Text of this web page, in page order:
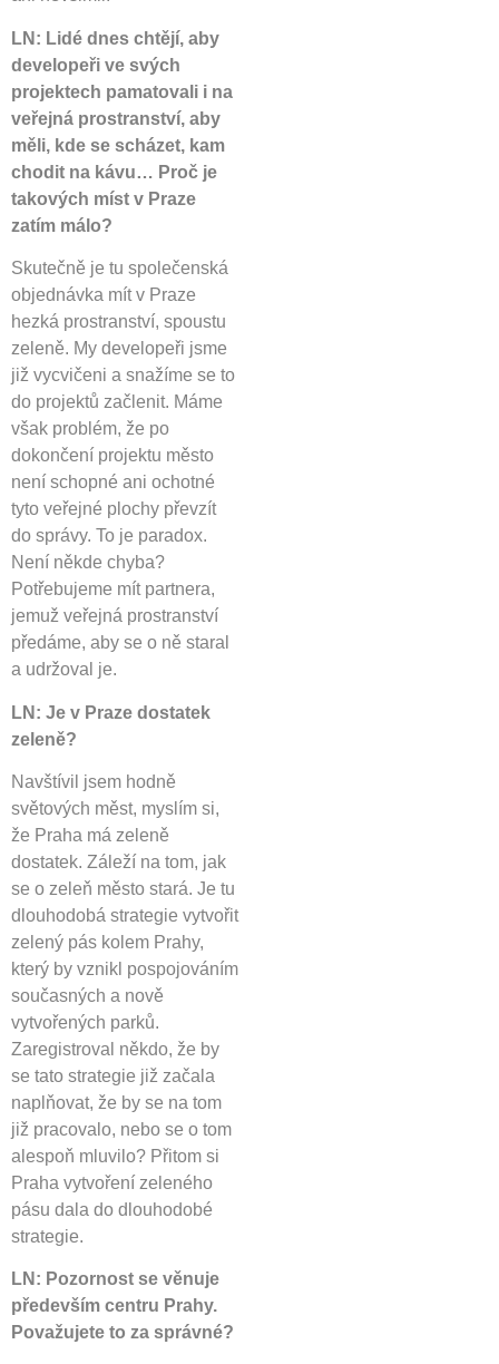
LN: Lidé dnes chtějí, aby
developeři ve svých
projektech pamatovali i na
veřejná prostranství, aby
měli, kde se scházet, kam
chodit na kávu… Proč je
takových míst v Praze
zatím málo?
Skutečně je tu společenská
objednávka mít v Praze
hezká prostranství, spoustu
zeleně. My developeři jsme
již vycvičeni a snažíme se to
do projektů začlenit. Máme
však problém, že po
dokončení projektu město
není schopné ani ochotné
tyto veřejné plochy převzít
do správy. To je paradox.
Není někde chyba?
Potřebujeme mít partnera,
jemuž veřejná prostranství
předáme, aby se o ně staral
a udržoval je.
LN: Je v Praze dostatek
zeleně?
Navštívil jsem hodně
světových měst, myslím si,
že Praha má zeleně
dostatek. Záleží na tom, jak
se o zeleň město stará. Je tu
dlouhodobá strategie vytvořit
zelený pás kolem Prahy,
který by vznikl pospojováním
současných a nově
vytvořených parků.
Zaregistroval někdo, že by
se tato strategie již začala
naplňovat, že by se na tom
již pracovalo, nebo se o tom
alespoň mluvilo? Přitom si
Praha vytvoření zeleného
pásu dala do dlouhodobé
strategie.
LN: Pozornost se věnuje
především centru Prahy.
Považujete to za správné?